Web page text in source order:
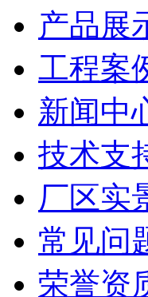
产品展
工程案
新闻中
技术支
厂区实
常见问
荣誉资